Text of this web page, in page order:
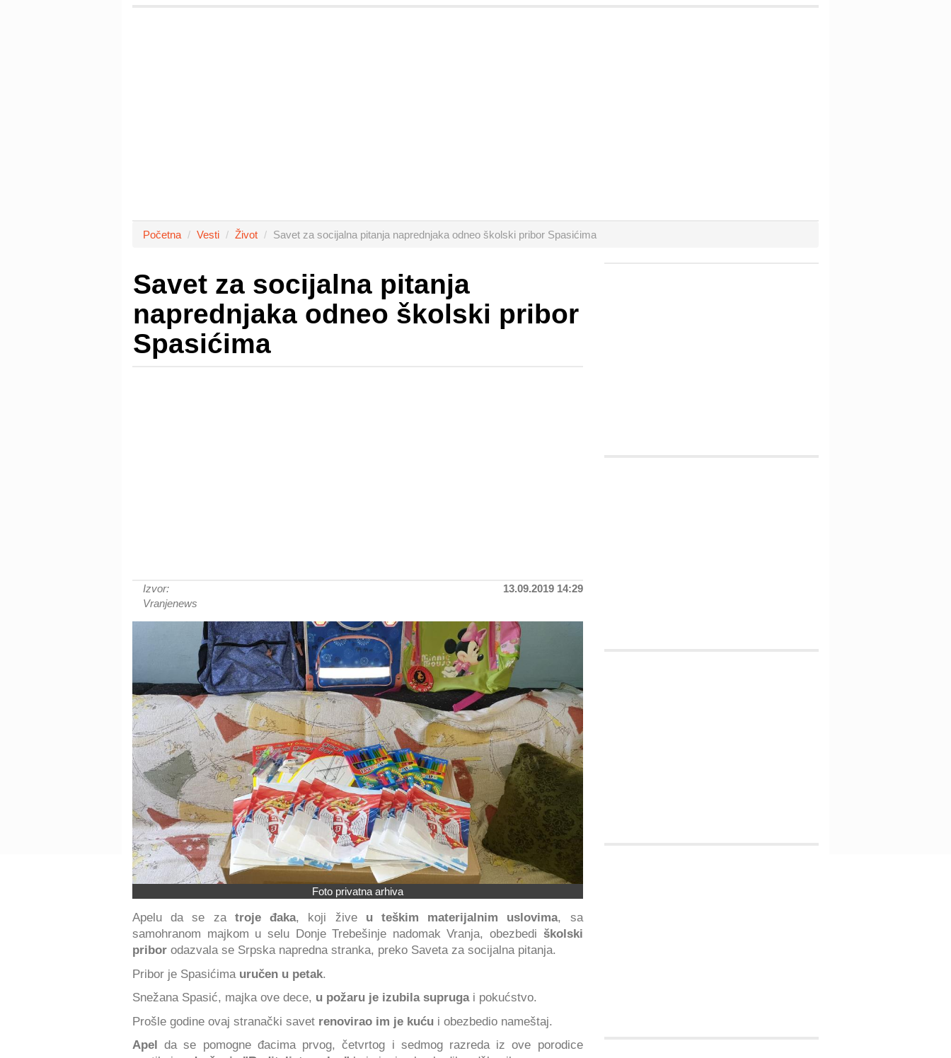
Početna Vesti Život Savet za socijalna pitanja naprednjaka odneo školski pribor Spasićima
Savet za socijalna pitanja
naprednjaka odneo školski pribor
Spasićima
Izvor:
Vranjenews
13.09.2019 14:29
Foto privatna arhiva
Apelu da se za troje đaka, koji žive u teškim materijalnim uslovima, sa
samohranom majkom u selu Donje Trebešinje nadomak Vranja, obezbedi školski
pribor odazvala se Srpska napredna stranka, preko Saveta za socijalna pitanja.
Pribor je Spasićima uručen u petak.
Snežana Spasić, majka ove dece, u požaru je izubila suprugai pokućstvo.
Prošle godine ovaj stranački savet renovirao im je kuću i obezbedio nameštaj.
Apelda se pomogne đacima prvog, četvrtog i sedmog razreda iz ove porodice